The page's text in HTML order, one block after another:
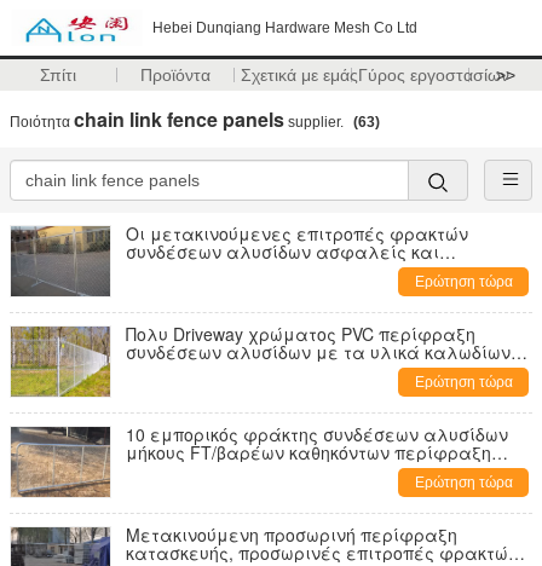
Hebei Dunqiang Hardware Mesh Co Ltd
Σπίτι Προϊόντα Σχετικά με εμάςΓύρος εργοστασίων
>>
Ποιότητα chain link fence panels supplier. (63)
Οι μετακινούμενες επιτροπές φρακτών
συνδέσεων αλυσίδων ασφαλείς και
εύκαμπτες προστατεύουν τα πολύτιμαΕρώτηση τώρα
Πολυ Driveway χρώματος PVC περίφραξη
συνδέσεων αλυσίδων με τα υλικά καλωδίων
Ερώτηση τώρα
10 εμπορικός φράκτης συνδέσεων αλυσίδων
μήκους FT/βαρέων καθηκόντων περίφραξη
Ερώτηση τώρα
Μετακινούμενη προσωρινή περίφραξη
κατασκευής, προσωρινές επιτροπές φρακτών